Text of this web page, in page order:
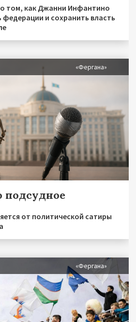
том, как Джанни Инфантино
федерации и сохранить власть
«Фергана»
подсудное
от политической сатиры
«Фергана»